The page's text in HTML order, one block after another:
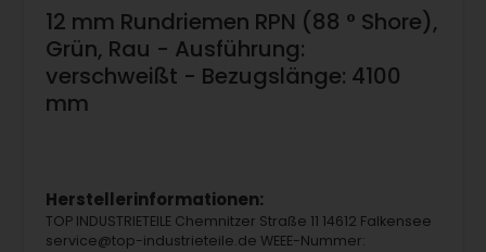
12 mm Rundriemen RPN (88 ° Shore),
Grün, Rau - Ausführung:
verschweißt - Bezugslänge: 4100
mm
Herstellerinformationen:
TOP INDUSTRIETEILE Chemnitzer Straße 11 14612 Falkensee
service@top-industrieteile.de WEEE-Nummer: